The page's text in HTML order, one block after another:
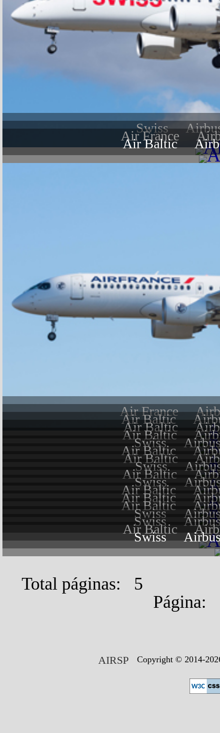
Swiss
Air France
Air Baltic
Air France
Air Baltic
Air Baltic
Air Baltic
Swiss
Air Baltic
Air Baltic
Swiss
Air Baltic
Swiss
Air Baltic
Air Baltic
Air Baltic
Swiss
Swiss
Air Baltic
Swiss
Total páginas: 5
AIRSPCopyright © 2014-